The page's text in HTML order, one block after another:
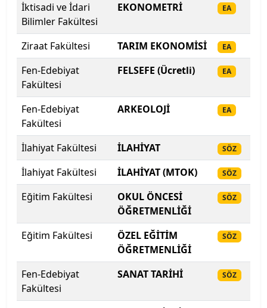
İstanbul Atlas Üniversitesi
İstanbul Aydın Üniversitesi
İstanbul Beykent Üniversitesi
İstanbul Bilgi Üniversitesi
İstanbul Esenyurt Üniversitesi
İstanbul Galata Üniversitesi
İstanbul Gedik Üniversitesi
İstanbul Gelişim Üniversitesi
İstanbul Kent Üniversitesi
İstanbul Kültür Üniversitesi
İstanbul Medeniyet Üniversitesi
İktisadi ve İdari
Bilimler Fakültesi
EKONOMETRİ EA
Ziraat Fakültesi TARIM EKONOMİSİ EA
Fen-Edebiyat
Fakültesi
FELSEFE (Ücretli) EA
Fen-Edebiyat
Fakültesi
ARKEOLOJİ EA
İlahiyat Fakültesi İLAHİYAT SÖZ
İlahiyat Fakültesi
İLAHİYAT (MTOK) SÖZ
Eğitim Fakültesi
OKUL ÖNCESİ
ÖĞRETMENLİĞİ
SÖZ
Eğitim Fakültesi
ÖZEL EĞİTİM
ÖĞRETMENLİĞİ
SÖZ
Fen-Edebiyat
Fakültesi
SANAT TARİHİ SÖZ